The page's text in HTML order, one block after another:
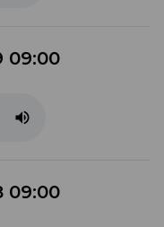
09:00
09:00